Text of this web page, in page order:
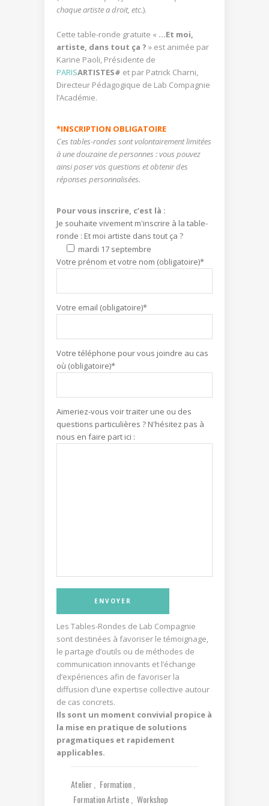
chaque artiste a droit, etc.).
Cette table-ronde gratuite « …Et moi,
artiste, dans tout ça ? » est animée par
Karine Paoli, Présidente de
PARISARTISTES# et par Patrick Charni,
Directeur Pédagogique de Lab Compagnie
l’Académie.
*INSCRIPTION OBLIGATOIRE
Ces tables-rondes sont volontairement limitées
à une douzaine de personnes : vous pouvez
ainsi poser vos questions et obtenir des
réponses personnalisées.
Pour vous inscrire, c’est là :
Je souhaite vivement m'inscrire à la table-
ronde : Et moi artiste dans tout ça ?
mardi 17 septembre
Votre prénom et votre nom (obligatoire)*
Votre email (obligatoire)*
Votre téléphone pour vous joindre au cas
où (obligatoire)*
Aimeriez-vous voir traiter une ou des
questions particulières ? N'hésitez pas à
nous en faire part ici :
Les Tables-Rondes de Lab Compagnie
sont destinées à favoriser le témoignage,
le partage d’outils ou de méthodes de
communication innovants et l’échange
d’expériences afin de favoriser la
diffusion d’une expertise collective autour
de cas concrets.
Ils sont un moment convivial propice à
la mise en pratique de solutions
pragmatiques et rapidement
applicables.
Atelier
Formation
Formation Artiste
Workshop